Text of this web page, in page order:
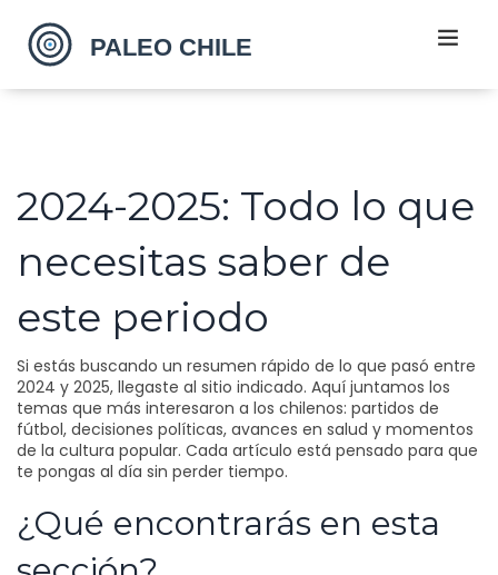
2024-2025: Todo lo que
necesitas saber de
este periodo
Si estás buscando un resumen rápido de lo que pasó entre
2024 y 2025, llegaste al sitio indicado. Aquí juntamos los
temas que más interesaron a los chilenos: partidos de
fútbol, decisiones políticas, avances en salud y momentos
de la cultura popular. Cada artículo está pensado para que
te pongas al día sin perder tiempo.
¿Qué encontrarás en esta